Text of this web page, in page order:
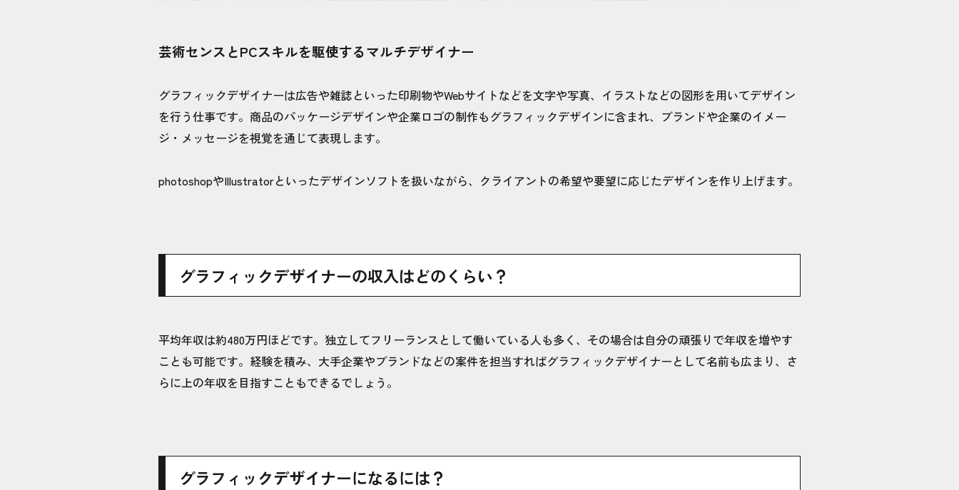
芸術センスとPCスキルを駆使するマルチデザイナー
グラフィックデザイナーは広告や雑誌といった印刷物やWebサイトなどを文字や写真、イラストなどの図形を用いてデザイン
を行う仕事です。商品のパッケージデザインや企業ロゴの制作もグラフィックデザインに含まれ、ブランドや企業のイメー
ジ・メッセージを視覚を通じて表現します。
photoshopやIllustratorといったデザインソフトを扱いながら、クライアントの希望や要望に応じたデザインを作り上げます。
グラフィックデザイナーの収入はどのくらい？
平均年収は約480万円ほどです。独立してフリーランスとして働いている人も多く、その場合は自分の頑張りで年収を増やす
ことも可能です。経験を積み、大手企業やブランドなどの案件を担当すればグラフィックデザイナーとして名前も広まり、さ
らに上の年収を目指すこともできるでしょう。
グラフィックデザイナーになるには？